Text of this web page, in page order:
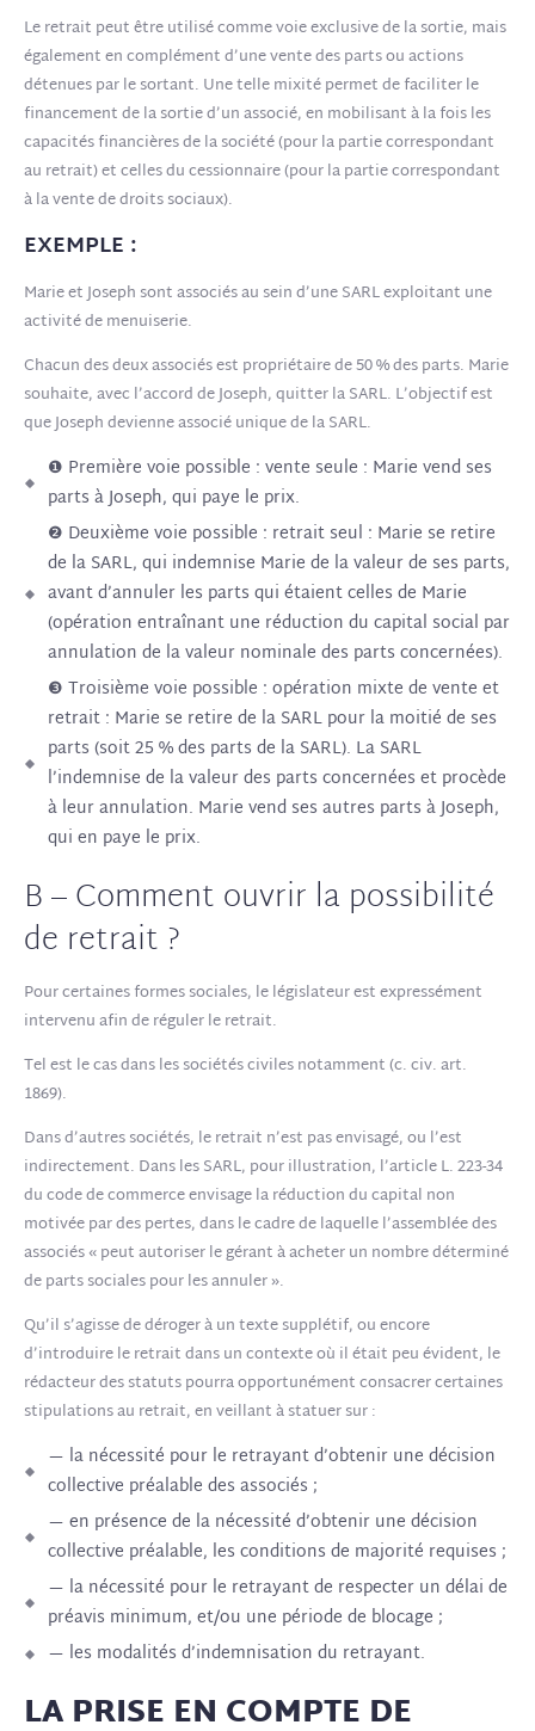
Le retrait peut être utilisé comme voie exclusive de la sortie, mais
également en complément d’une vente des parts ou actions
détenues par le sortant. Une telle mixité permet de faciliter le
financement de la sortie d’un associé, en mobilisant à la fois les
capacités financières de la société (pour la partie correspondant
au retrait) et celles du cessionnaire (pour la partie correspondant
à la vente de droits sociaux).
EXEMPLE :
Marie et Joseph sont associés au sein d’une SARL exploitant une
activité de menuiserie.
Chacun des deux associés est propriétaire de 50 % des parts. Marie
souhaite, avec l’accord de Joseph, quitter la SARL. L’objectif est
que Joseph devienne associé unique de la SARL.
❶ Première voie possible : vente seule : Marie vend ses
parts à Joseph, qui paye le prix.
❷ Deuxième voie possible : retrait seul : Marie se retire
de la SARL, qui indemnise Marie de la valeur de ses parts,
avant d’annuler les parts qui étaient celles de Marie
(opération entraînant une réduction du capital social par
annulation de la valeur nominale des parts concernées).
❸ Troisième voie possible : opération mixte de vente et
retrait : Marie se retire de la SARL pour la moitié de ses
parts (soit 25 % des parts de la SARL). La SARL
l’indemnise de la valeur des parts concernées et procède
à leur annulation. Marie vend ses autres parts à Joseph,
qui en paye le prix.
B – Comment ouvrir la possibilité
de retrait ?
Pour certaines formes sociales, le législateur est expressément
intervenu afin de réguler le retrait.
Tel est le cas dans les sociétés civiles notamment (c. civ. art.
1869).
Dans d’autres sociétés, le retrait n’est pas envisagé, ou l’est
indirectement. Dans les SARL, pour illustration, l’article L. 223-34
du code de commerce envisage la réduction du capital non
motivée par des pertes, dans le cadre de laquelle l’assemblée des
associés « peut autoriser le gérant à acheter un nombre déterminé
de parts sociales pour les annuler ».
Qu’il s’agisse de déroger à un texte supplétif, ou encore
d’introduire le retrait dans un contexte où il était peu évident, le
rédacteur des statuts pourra opportunément consacrer certaines
stipulations au retrait, en veillant à statuer sur :
— la nécessité pour le retrayant d’obtenir une décision
collective préalable des associés ;
— en présence de la nécessité d’obtenir une décision
collective préalable, les conditions de majorité requises ;
— la nécessité pour le retrayant de respecter un délai de
préavis minimum, et/ou une période de blocage ;
— les modalités d’indemnisation du retrayant.
LA PRISE EN COMPTE DE